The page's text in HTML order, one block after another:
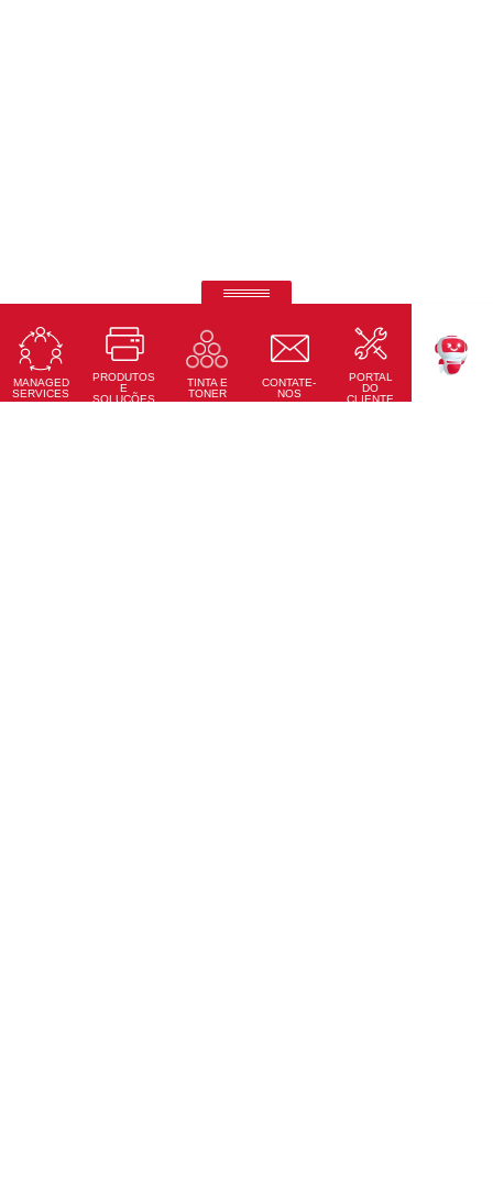
MANAGED
SERVICES
PRODUTOS
E
SOLUÇÕES
TINTA E
TONER
CONTATE-
NOS
PORTAL
DO
CLIENTE
Telas interativas Ricoh
Precisão tátil, conectividade total e design moderno
Saiba Mais